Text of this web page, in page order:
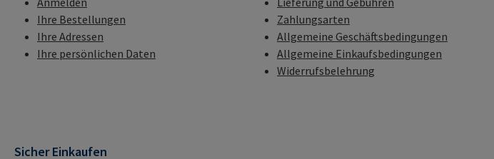
Ihre Bestellungen
Ihre Adressen
Ihre persönlichen Daten
Zahlungsarten
Allgemeine Geschäftsbedingungen
Allgemeine Einkaufsbedingungen
Widerrufsbelehrung
Sicher Einkaufen